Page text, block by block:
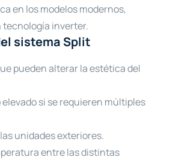
en los modelos modernos,
inverter.
sistema Split
pueden alterar la estética del
si se requieren múltiples
unidades exteriores.
entre las distintas